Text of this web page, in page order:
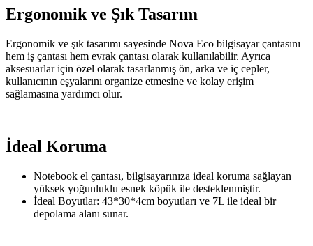
Ergonomik ve Şık Tasarım
Ergonomik ve şık tasarımı sayesinde Nova Eco bilgisayar çantasını
hem iş çantası hem evrak çantası olarak kullanılabilir. Ayrıca
aksesuarlar için özel olarak tasarlanmış ön, arka ve iç cepler,
kullanıcının eşyalarını organize etmesine ve kolay erişim
sağlamasına yardımcı olur.
İdeal Koruma
Notebook el çantası, bilgisayarınıza ideal koruma sağlayan
yüksek yoğunluklu esnek köpük ile desteklenmiştir.
İdeal Boyutlar: 43*30*4cm boyutları ve 7L ile ideal bir
depolama alanı sunar.